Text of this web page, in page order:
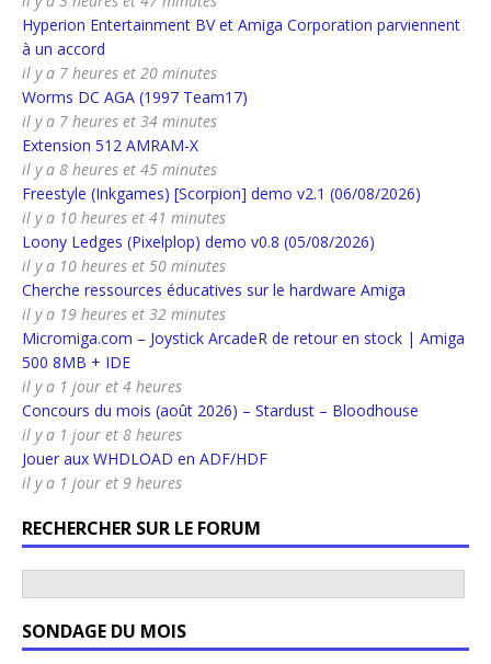
Hyperion Entertainment BV et Amiga Corporation parviennent
à un accord
il y a 7 heures et 20 minutes
Worms DC AGA (1997 Team17)
il y a 7 heures et 34 minutes
Extension 512 AMRAM-X
il y a 8 heures et 45 minutes
Freestyle (Inkgames) [Scorpion] demo v2.1 (06/08/2026)
il y a 10 heures et 41 minutes
Loony Ledges (Pixelplop) demo v0.8 (05/08/2026)
il y a 10 heures et 50 minutes
Cherche ressources éducatives sur le hardware Amiga
il y a 19 heures et 32 minutes
Micromiga.com – Joystick ArcadeR de retour en stock | Amiga
500 8MB + IDE
il y a 1 jour et 4 heures
Concours du mois (août 2026) – Stardust – Bloodhouse
il y a 1 jour et 8 heures
Jouer aux WHDLOAD en ADF/HDF
il y a 1 jour et 9 heures
RECHERCHER SUR LE FORUM
SONDAGE DU MOIS